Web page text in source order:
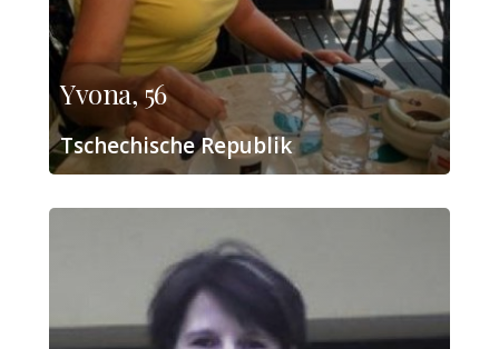
Yvona, 56
Tschechische Republik